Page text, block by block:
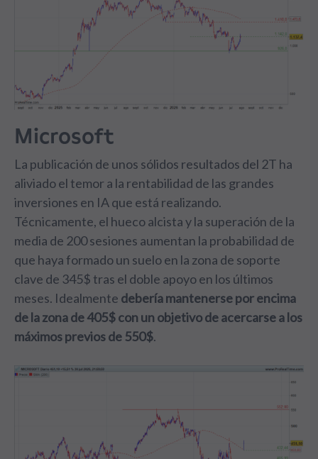
Microsoft
La publicación de unos sólidos resultados del 2T ha
aliviado el temor a la rentabilidad de las grandes
inversiones en IA que está realizando.
Técnicamente, el hueco alcista y la superación de la
media de 200 sesiones aumentan la probabilidad de
que haya formado un suelo en la zona de soporte
clave de 345$ tras el doble apoyo en los últimos
meses. Idealmente debería mantenerse por encima
de la zona de 405$ con un objetivo de acercarse a los
máximos previos de 550$.